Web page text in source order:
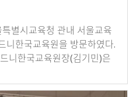
별시교육청 관내 서울교육
니한국교육원을 방문하였다.
니한국교육원장(김기민)은